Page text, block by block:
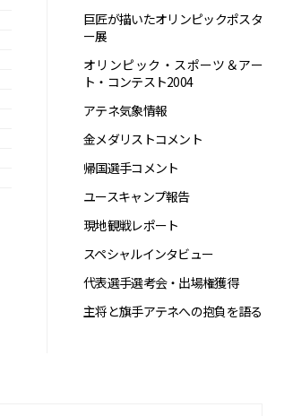
巨匠が描いたオリンピックポスタ
ー展
オリンピック・スポーツ＆アー
ト・コンテスト2004
アテネ気象情報
金メダリストコメント
帰国選手コメント
ユースキャンプ報告
現地観戦レポート
スペシャルインタビュー
代表選手選考会・出場権獲得
主将と旗手アテネへの抱負を語る